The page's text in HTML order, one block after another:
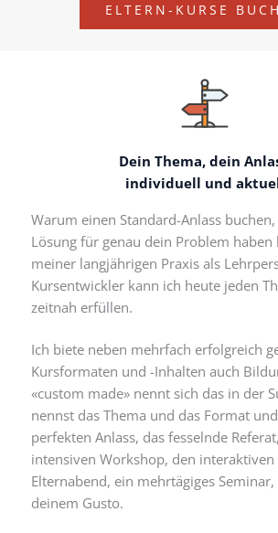
ELTERN-KURSE
Dein Thema, dein
individuell und
Warum einen Standard-Anlass
Lösung für genau dein Problem haben
meiner langjährigen Praxis als
Kursentwickler kann ich heute jeden
zeitnah erfüllen.
Ich biete neben mehrfach erfolgreich
Kursformaten und -Inhalten auch
«custom made» nennt sich das in der
nennst das Thema und das Format
perfekten Anlass, das fesselnde
intensiven Workshop, den
Elternabend, ein mehrtägiges Seminar,
deinem Gusto.